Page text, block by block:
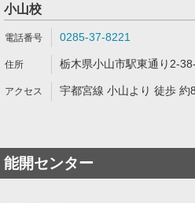
小山校
0285-37-8221
栃木県小山市駅東通り2-
宇都宮線 小山より 徒歩 約
能開センター